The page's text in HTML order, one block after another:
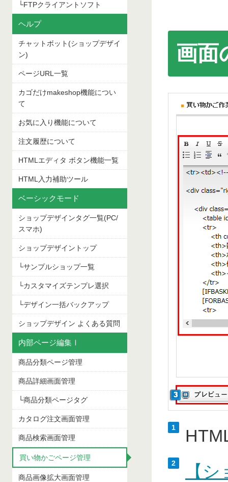
└FTPクライアントソフト
ヘルプ
チャットボット(ショップデザイ
ン)
ページURL一覧
カゴだけmakeshop機能につい
て
お気に入り機能について
注文履歴について
HTMLエディタ ボタン機能一覧
HTML入力補助ツール
ベーシックモード
ショップデザインタグ一覧(PC/
スマホ)
ショップデザイントップ
└サンプルショップ一覧
└カスタマイズテンプレ選択
└デザイン一括バックアップ
ショップデザイン よくある質問
内部ページ編集Ⅰ
商品分類ページ管理
商品詳細画面管理
└商品分類ページタグ
カタログ注文画面管理
商品検索画面管理
買い物かごページ管理
商品画像拡大画面管理
画面
1
2
【